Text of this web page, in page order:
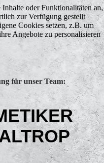
für unser Team:
oder Funktionalitäten an,
zur Verfügung gestellt
Cookies setzen, z.B. um
Angebote zu personalisieren